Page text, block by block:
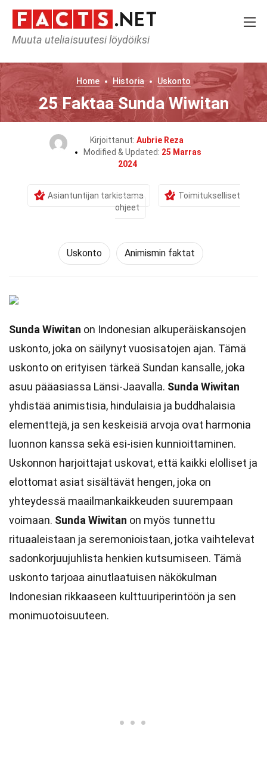
Muuta uteliaisuutesi löydöiksi
Home Historia Uskonto
25 Faktaa Sunda Wiwitan
Kirjoittanut: Aubrie Reza
Modified & Updated: 25 Marras
2024
Asiantuntijan tarkistama
Toimitukselliset
ohjeet
Uskonto Animismin faktat
Sunda Wiwitan on Indonesian alkuperäiskansojen
uskonto, joka on säilynyt vuosisatojen ajan. Tämä
uskonto on erityisen tärkeä Sundan kansalle, joka
asuu pääasiassa Länsi-Jaavalla. Sunda Wiwitan
yhdistää animistisia, hindulaisia ja buddhalaisia
elementtejä, ja sen keskeisiä arvoja ovat harmonia
luonnon kanssa sekä esi-isien kunnioittaminen.
Uskonnon harjoittajat uskovat, että kaikki elolliset ja
elottomat asiat sisältävät hengen, joka on
yhteydessä maailmankaikkeuden suurempaan
voimaan. Sunda Wiwitan on myös tunnettu
rituaaleistaan ja seremonioistaan, jotka vaihtelevat
sadonkorjuujuhlista henkien kutsumiseen. Tämä
uskonto tarjoaa ainutlaatuisen näkökulman
Indonesian rikkaaseen kulttuuriperintöön ja sen
monimuotoisuuteen.